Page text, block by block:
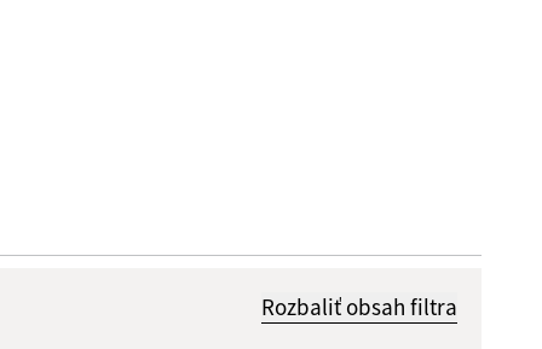
Rozbaliť obsah filtra